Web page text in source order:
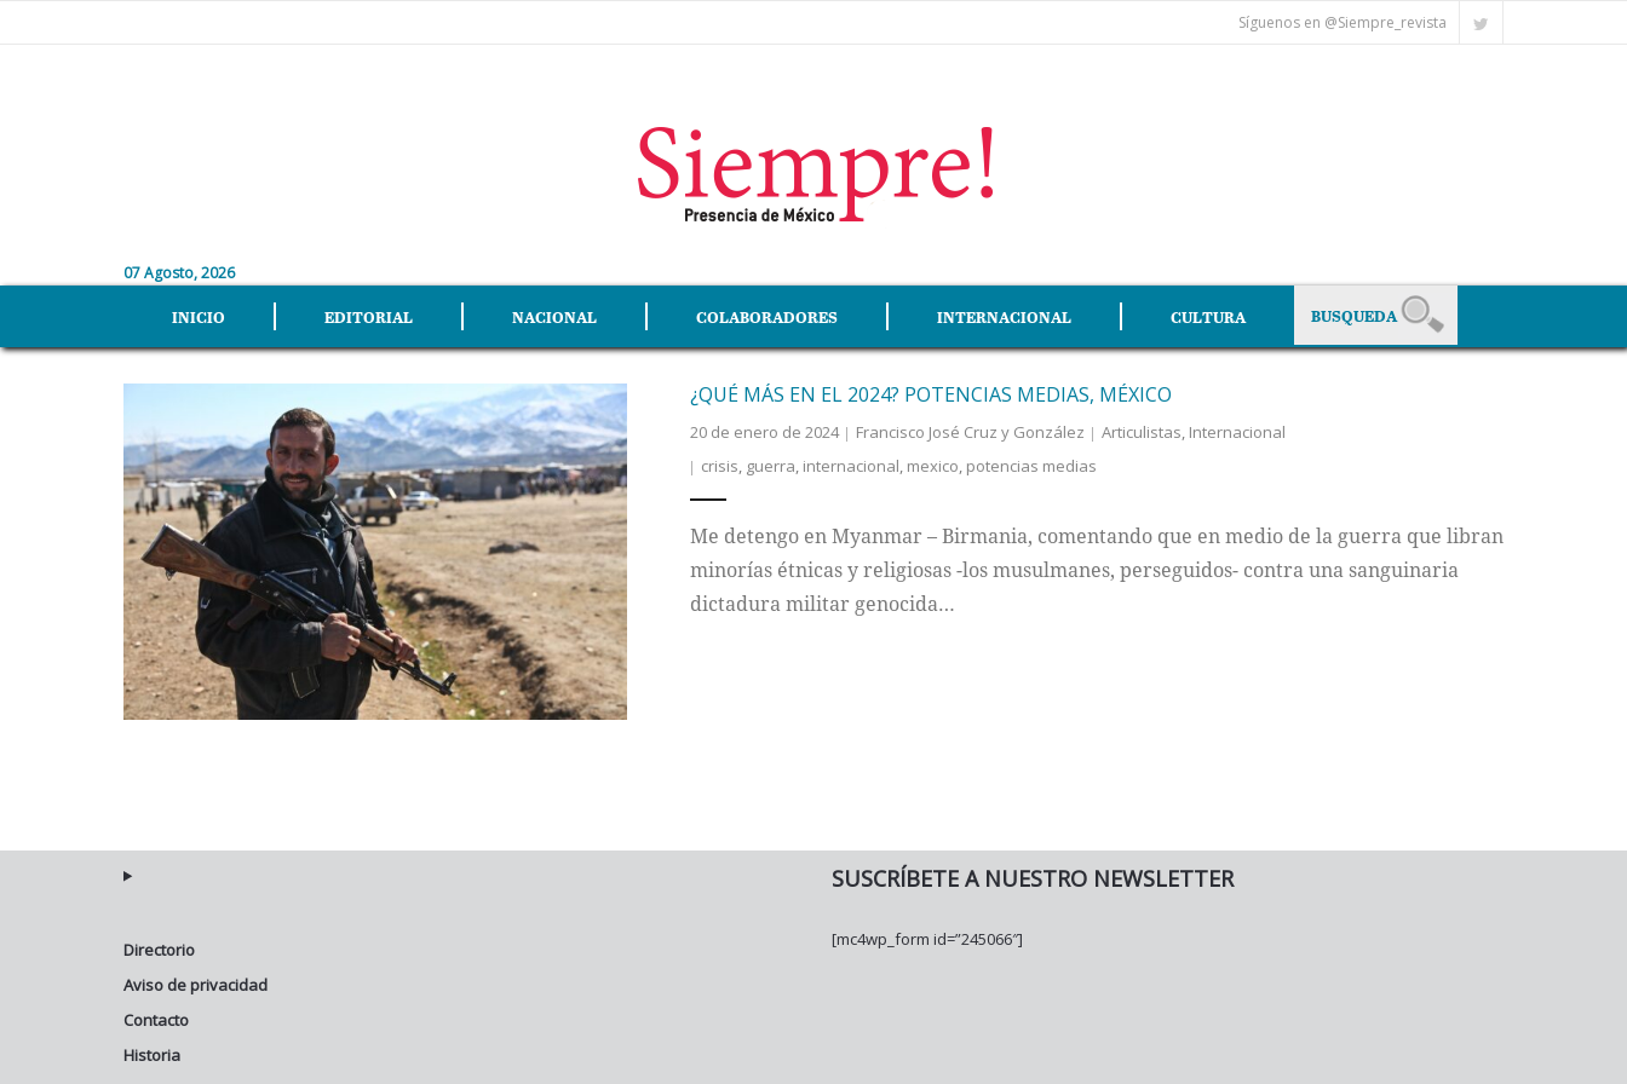
Síguenos en @Siempre_revista
07 Agosto, 2026
INICIO EDITORIAL NACIONAL COLABORADORES INTERNACIONAL CULTURA
¿QUÉ MÁS EN EL 2024? POTENCIAS MEDIAS, MÉXICO
20 de enero de 2024 Francisco José Cruz y González Articulistas, Internacional
crisis, guerra, internacional, mexico, potencias medias
Me detengo en Myanmar – Birmania, comentando que en medio de la guerra que libran
minorías étnicas y religiosas -los musulmanes, perseguidos- contra una sanguinaria
dictadura militar genocida…
Directorio
Aviso de privacidad
Contacto
Historia
SUSCRÍBETE A NUESTRO NEWSLETTER
[mc4wp_form id=”245066″]